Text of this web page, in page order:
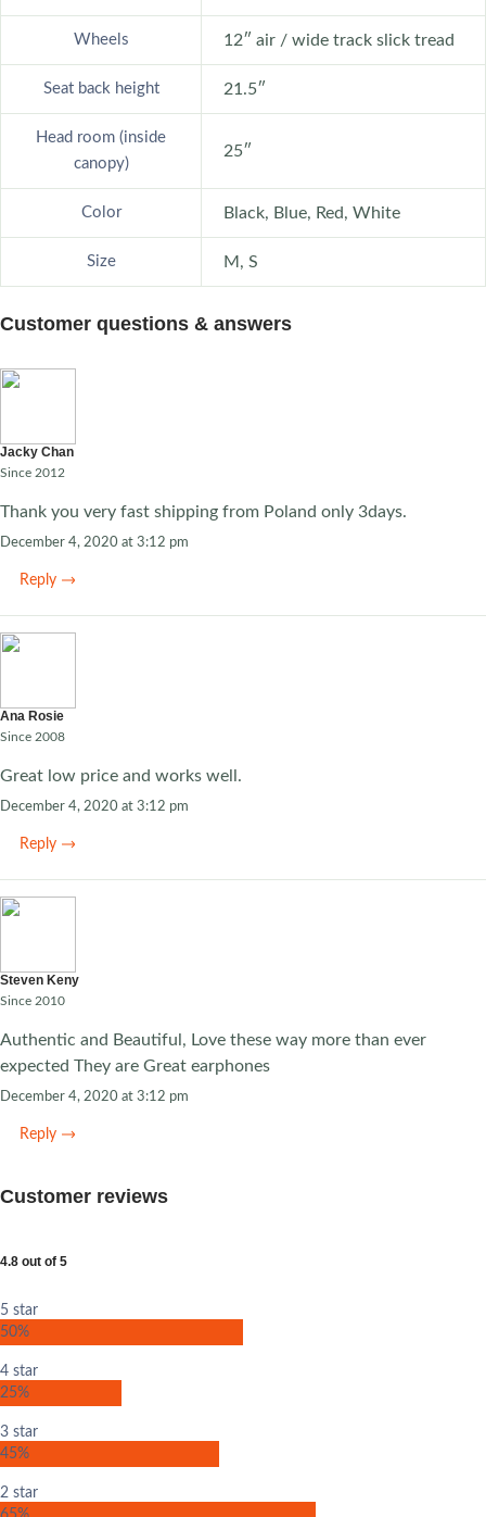
Wheels 12″ air / wide track slick tread
Seat back height 21.5″
Head room (inside
canopy)
25″
Color Black, Blue, Red, White
Size M, S
Customer questions & answers
Jacky Chan
Since 2012
Thank you very fast shipping from Poland only 3days.
December 4, 2020 at 3:12 pm
Reply
Ana Rosie
Since 2008
Great low price and works well.
December 4, 2020 at 3:12 pm
Reply
Steven Keny
Since 2010
Authentic and Beautiful, Love these way more than ever
expected They are Great earphones
December 4, 2020 at 3:12 pm
Reply
Customer reviews
4.8 out of 5
5 star
50%
4 star
25%
3 star
45%
2 star